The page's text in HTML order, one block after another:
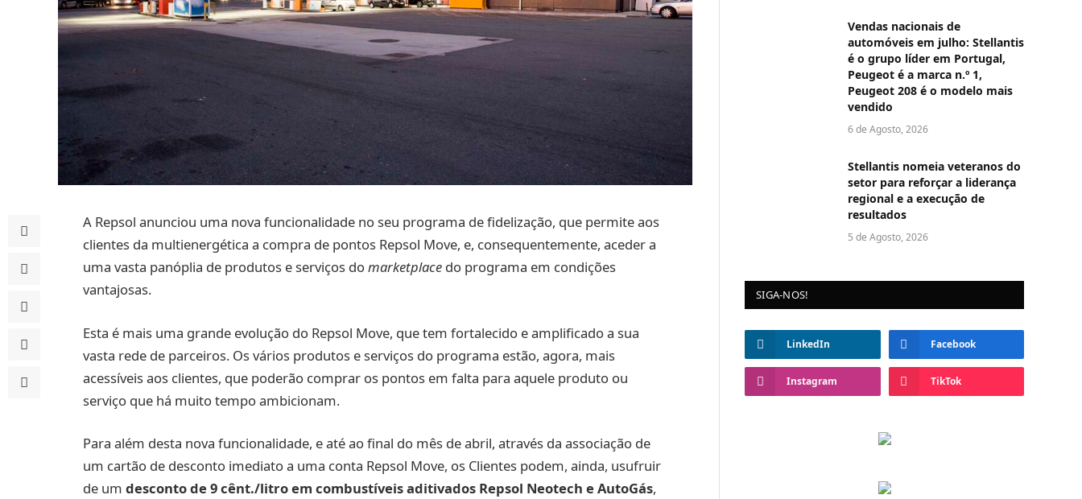
A Repsol anunciou uma nova funcionalidade no seu programa de fidelização, que permite aos
clientes da multienergética a compra de pontos Repsol Move, e, consequentemente, aceder a
uma vasta panóplia de produtos e serviços domarketplace do programa em condições
vantajosas.
Esta é mais uma grande evolução do Repsol Move, que tem fortalecido e amplificado a sua
vasta rede de parceiros. Os vários produtos e serviços do programa estão, agora, mais
acessíveis aos clientes, que poderão comprar os pontos em falta para aquele produto ou
serviço que há muito tempo ambicionam.
Para além desta nova funcionalidade, e até ao final do mês de abril, através da associação de
um cartão de desconto imediato a uma conta Repsol Move, os Clientes podem, ainda, usufruir
de um desconto de 9 cênt./litro em combustíveis aditivados Repsol Neotech e AutoGás,
Vendas nacionais de
automóveis em julho: Stellantis
é o grupo líder em Portugal,
Peugeot é a marca n.º 1,
Peugeot 208 é o modelo mais
vendido
6 de Agosto, 2026
Stellantis nomeia veteranos do
setor para reforçar a liderança
regional e a execução de
resultados
5 de Agosto, 2026
SIGA-NOS!
LinkedIn Facebook
Instagram TikTok